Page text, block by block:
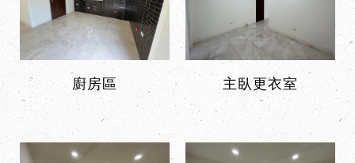
廚房區 主臥更衣室